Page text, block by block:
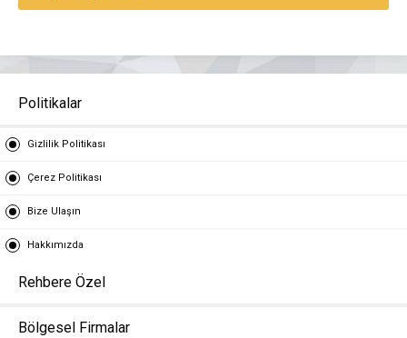
Politikalar
Gizlilik Politikası
Çerez Politikası
Bize Ulaşın
Hakkımızda
Rehbere Özel
Bölgesel Firmalar